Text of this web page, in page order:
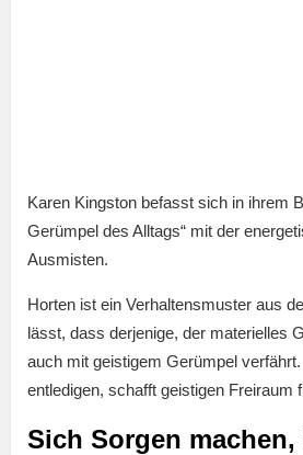
Karen Kingston befasst sich in ihrem
Gerümpel des Alltags“ mit der
Ausmisten.
Horten ist ein Verhaltensmuster aus
lässt, dass derjenige, der materielles
auch mit geistigem Gerümpel
entledigen, schafft geistigen Freiraum
Sich Sorgen